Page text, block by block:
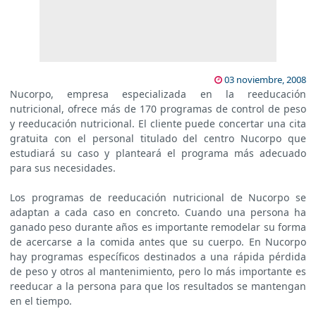
03 noviembre, 2008
Nucorpo, empresa especializada en la reeducación
nutricional, ofrece más de 170 programas de control de peso
y reeducación nutricional. El cliente puede concertar una cita
gratuita con el personal titulado del centro Nucorpo que
estudiará su caso y planteará el programa más adecuado
para sus necesidades.
Los programas de reeducación nutricional de Nucorpo se
adaptan a cada caso en concreto. Cuando una persona ha
ganado peso durante años es importante remodelar su forma
de acercarse a la comida antes que su cuerpo. En Nucorpo
hay programas específicos destinados a una rápida pérdida
de peso y otros al mantenimiento, pero lo más importante es
reeducar a la persona para que los resultados se mantengan
en el tiempo.